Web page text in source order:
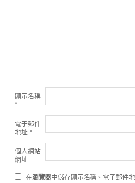
顯示名稱
*
電子郵件
地址 *
個人網站
網址
在瀏覽器中儲存顯示名稱、電子郵件